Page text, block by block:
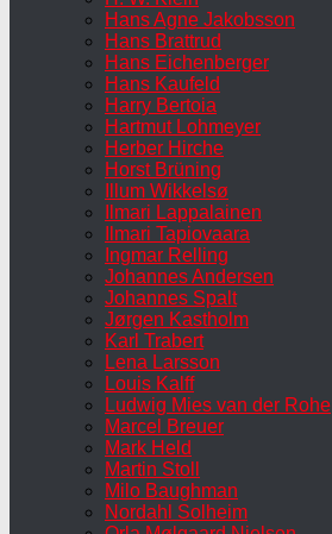
Hans Agne Jakobsson
Hans Brattrud
Hans Eichenberger
Hans Kaufeld
Harry Bertoia
Hartmut Lohmeyer
Herber Hirche
Horst Brüning
Illum Wikkelsø
Ilmari Lappalainen
Ilmari Tapiovaara
Ingmar Relling
Johannes Andersen
Johannes Spalt
Jørgen Kastholm
Karl Trabert
Lena Larsson
Louis Kalff
Ludwig Mies van der Rohe
Marcel Breuer
Mark Held
Martin Stoll
Milo Baughman
Nordahl Solheim